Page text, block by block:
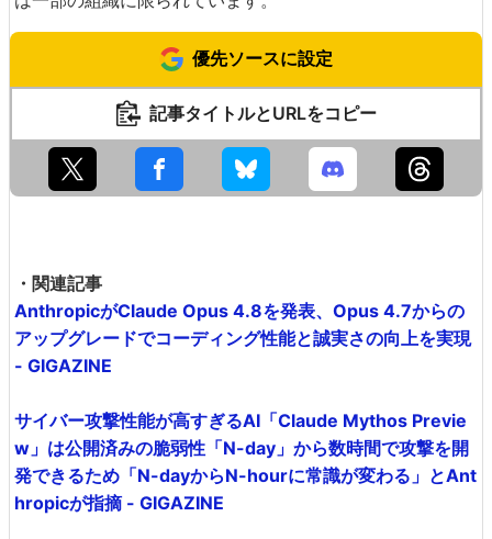
優先ソースに設定
記事タイトルとURLをコピー
・関連記事
AnthropicがClaude Opus 4.8を発表、Opus 4.7からの
アップグレードでコーディング性能と誠実さの向上を実現
- GIGAZINE
サイバー攻撃性能が高すぎるAI「Claude Mythos Previe
w」は公開済みの脆弱性「N-day」から数時間で攻撃を開
発できるため「N-dayからN-hourに常識が変わる」とAnt
hropicが指摘 - GIGAZINE